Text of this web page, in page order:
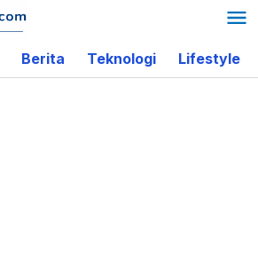
Berita Teknologi Lifestyle